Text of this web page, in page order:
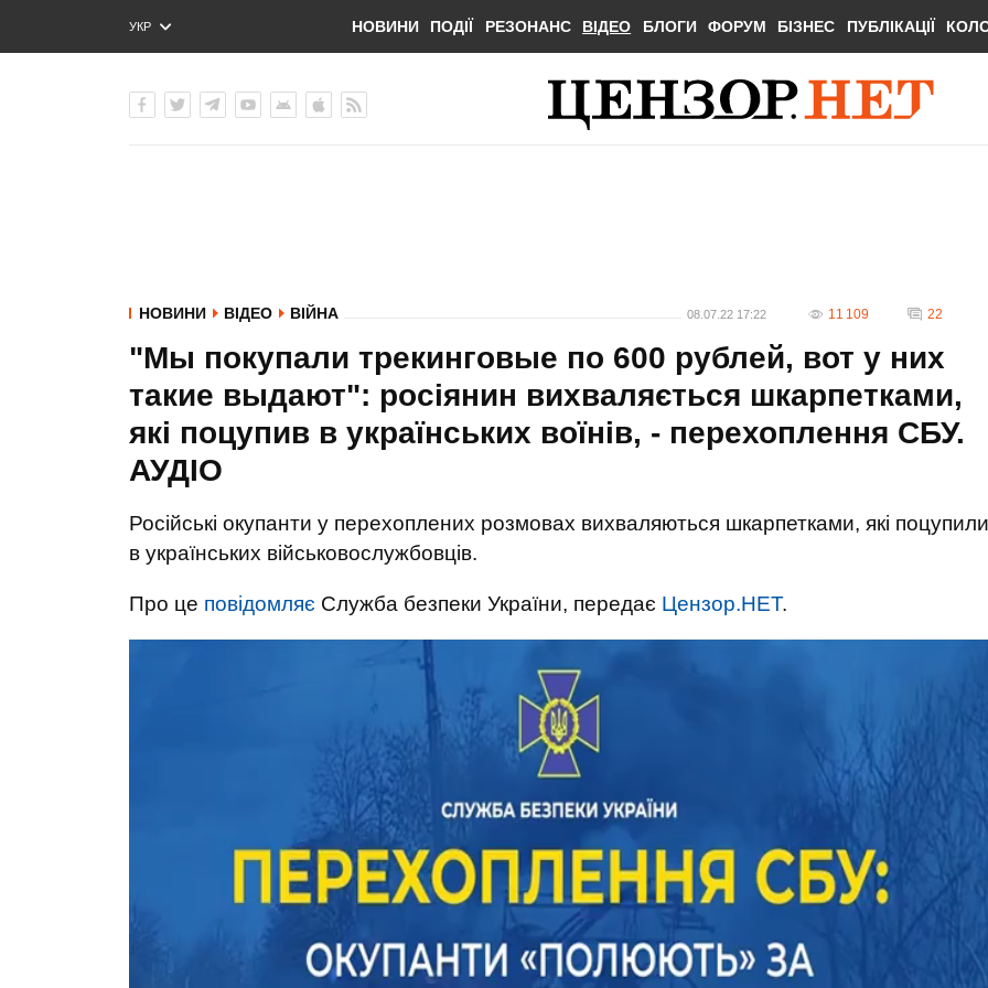
УКР
ENG
НОВИНИ ПОДІЇ РЕЗОНАНС ВІДЕО БЛОГИ ФОРУМ БІЗНЕС ПУБЛІКАЦІЇ
НОВИНИ ВІДЕО ВІЙНА 08.07.22 17:22 11 109 22
"Мы покупали трекинговые по 600 рублей, вот у них
такие выдают": росіянин вихваляється шкарпетками,
які поцупив в українських воїнів, - перехоплення СБУ.
АУДIО
Російські окупанти у перехоплених розмовах вихваляються шкарпетками, які поцупили
в українських військовослужбовців.
Про це повідомляє Служба безпеки України, передає Цензор.НЕТ.